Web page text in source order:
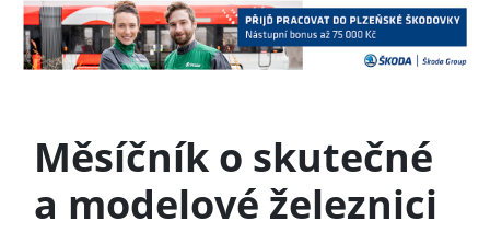
Měsíčník o skutečné
a modelové železnici